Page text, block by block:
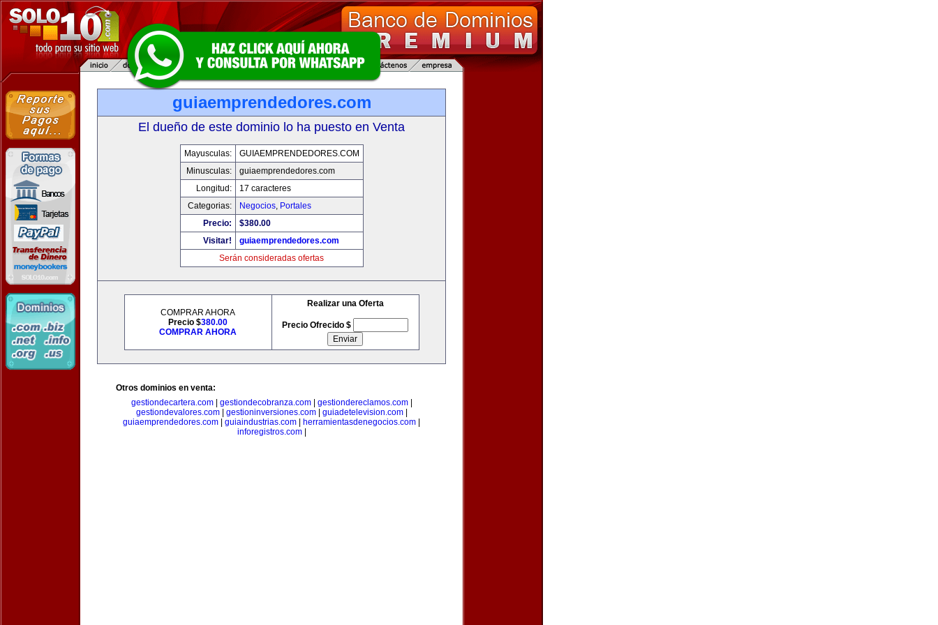
guiaemprendedores.com
El dueño de este dominio lo ha puesto en Venta
Mayusculas:
GUIAEMPRENDEDORES.COM
Minusculas:
guiaemprendedores.com
Longitud:
17 caracteres
Categorias:
Negocios, Portales
Precio:
$380.00
Visitar!
guiaemprendedores.com
Serán consideradas ofertas
COMPRAR AHORA
Precio $380.00
COMPRAR AHORA
Realizar una Oferta
Precio Ofrecido $
Otros dominios en venta:
gestiondecartera.com| gestiondecobranza.com| gestiondereclamos.com|
gestiondevalores.com| gestioninversiones.com| guiadetelevision.com|
guiaemprendedores.com
guiaindustrias.com herramientasdenegocios.com
inforegistros.com|